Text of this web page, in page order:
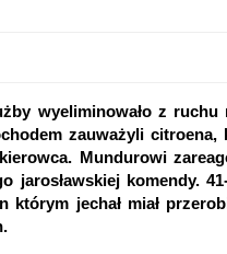
wyeliminowało z ruchu
zauważyli citroena,
Mundurowi
jarosławskiej komendy.
jechał miał